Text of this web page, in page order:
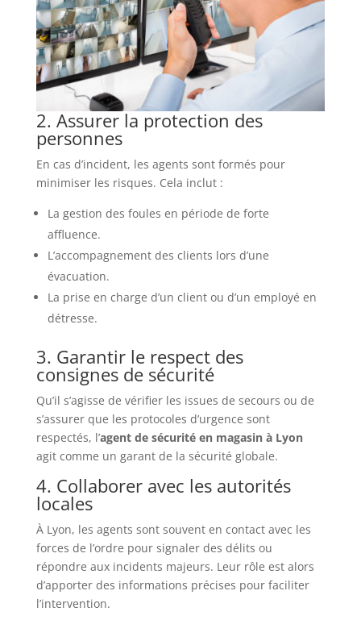
2. Assurer la protection des
personnes
En cas d’incident, les agents sont formés pour
minimiser les risques. Cela inclut :
La gestion des foules en période de forte
affluence.
L’accompagnement des clients lors d’une
évacuation.
La prise en charge d’un client ou d’un employé en
détresse.
3. Garantir le respect des
consignes de sécurité
Qu’il s’agisse de vérifier les issues de secours ou de
s’assurer que les protocoles d’urgence sont
respectés, l’agent de sécurité en magasin à Lyon
agit comme un garant de la sécurité globale.
4. Collaborer avec les autorités
locales
À Lyon, les agents sont souvent en contact avec les
forces de l’ordre pour signaler des délits ou
répondre aux incidents majeurs. Leur rôle est alors
d’apporter des informations précises pour faciliter
l’intervention.